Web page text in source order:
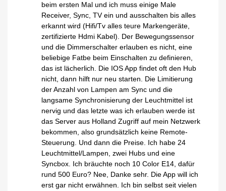
beim ersten Mal und ich muss einige Male
Receiver, Sync, TV ein und ausschalten bis alles
erkannt wird (Hifi/Tv alles teure Markengeräte,
zertifizierte Hdmi Kabel). Der Bewegungssensor
und die Dimmerschalter erlauben es nicht, eine
beliebige Fatbe beim Einschalten zu definieren,
das ist lächerlich. Die IOS App findet oft den Hub
nicht, dann hilft nur neu starten. Die Limitierung
der Anzahl von Lampen am Sync und die
langsame Synchronisierung der Leuchtmittel ist
nervig und das letzte was ich erlauben werde ist
das Server aus Holland Zugriff auf mein Netzwerk
bekommen, also grundsätzlich keine Remote-
Steuerung. Und dann die Preise. Ich habe 24
Leuchtmittel/Lampen, zwei Hubs und eine
Syncbox. Ich bräuchte noch 10 Color E14, dafür
rund 500 Euro? Nee, Danke sehr. Die App will ich
erst gar nicht erwähnen. Ich bin selbst seit vielen